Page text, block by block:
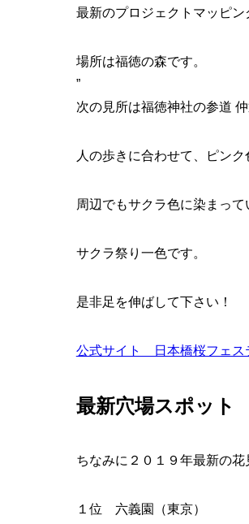
最新のプロジェクトマッピン
場所は福徳の森です。
”
次の見所は福徳神社の参道
人の歩きに合わせて、ピンク
周辺でもサクラ色に染まって
サクラ祭り一色です。
是非足を伸ばして下さい！
公式サイト 日本橋桜フェス
最新穴場スポット
ちなみに２０１９年最新の花
１位 六義園（東京）